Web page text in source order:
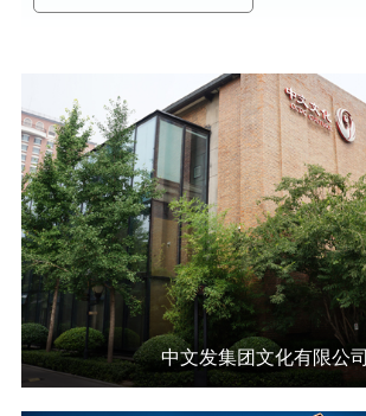
中文发集团文化有限公司